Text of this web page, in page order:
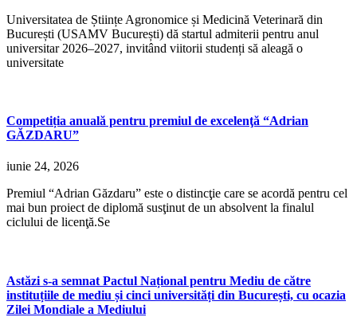
Universitatea de Științe Agronomice și Medicină Veterinară din
București (USAMV București) dă startul admiterii pentru anul
universitar 2026–2027, invitând viitorii studenți să aleagă o
universitate
Competiția anuală pentru premiul de excelenţă “Adrian
GĂZDARU”
iunie 24, 2026
Premiul “Adrian Găzdaru” este o distincţie care se acordă pentru cel
mai bun proiect de diplomă susţinut de un absolvent la finalul
ciclului de licenţă.Se
Astăzi s-a semnat Pactul Național pentru Mediu de către
instituțiile de mediu și cinci universități din București, cu ocazia
Zilei Mondiale a Mediului